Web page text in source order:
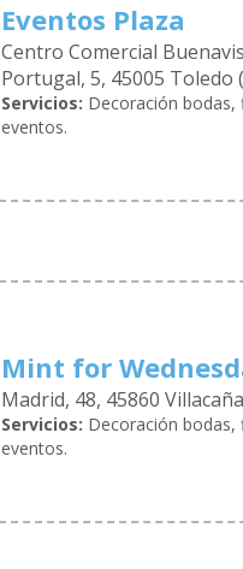
Eventos Plaza
Centro Comercial
Portugal, 5, 45005 Toledo
Servicios: Decoración bodas,
eventos.
Mint for
Madrid, 48, 45860
Servicios: Decoración bodas,
eventos.